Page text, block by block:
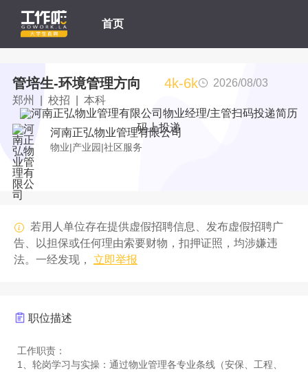
首页
管培生-环境管理方向 4k-6k
2026/08/03
郑州 | 校招 | 本科
河南正弘物业管理有限公司
物业|产业园|社区服务
码上投递
若用人单位存在提供虚假招聘信息、发布虚假招聘广
告、以担保或任何理由索要财物，扣押证照，均涉嫌违
法。一经发现，
立即举报
职位描述
工作职责：
1、轮岗学习与实操：通过物业管理各专业条线（安保、工程、